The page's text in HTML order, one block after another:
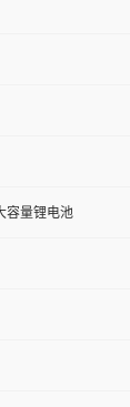
容量锂电池